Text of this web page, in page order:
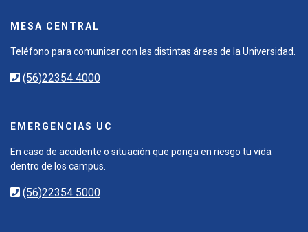
MESA CENTRAL
Teléfono para comunicar con las distintas áreas de la Universidad.
(56)22354 4000
EMERGENCIAS UC
En caso de accidente o situación que ponga en riesgo tu vida
dentro de los campus.
(56)22354 5000